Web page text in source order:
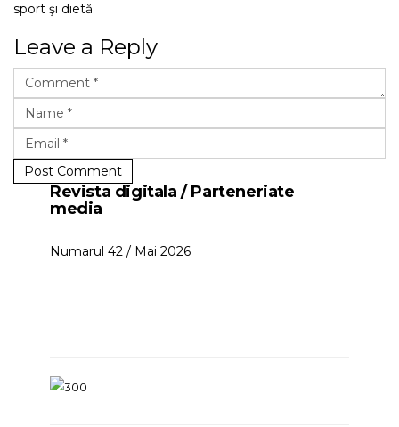
sport şi dietă
Leave a Reply
Post Comment
Revista digitala / Parteneriate
media
Numarul 42 / Mai 2026